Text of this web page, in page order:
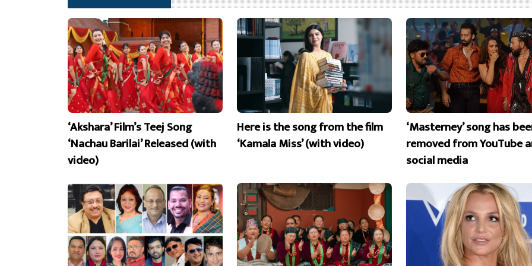
‘Akshara’ Film’s Teej Song
‘Nachau Barilai’ Released (with
video)
Here is the song from the film
‘Kamala Miss’ (with video)
‘Masterney’ song has
removed from YouTube
social media